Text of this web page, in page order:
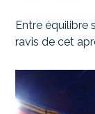
Entre équilibre
ravis de cet